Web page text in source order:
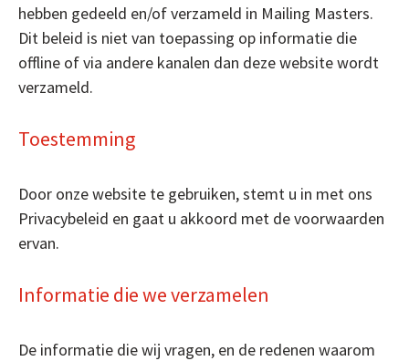
hebben gedeeld en/of verzameld in Mailing Masters.
Dit beleid is niet van toepassing op informatie die
offline of via andere kanalen dan deze website wordt
verzameld.
Toestemming
Door onze website te gebruiken, stemt u in met ons
Privacybeleid en gaat u akkoord met de voorwaarden
ervan.
Informatie die we verzamelen
De informatie die wij vragen, en de redenen waarom